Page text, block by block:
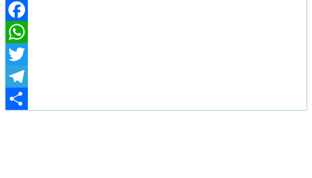
Facebook
WhatsApp
Twitter
Telegram